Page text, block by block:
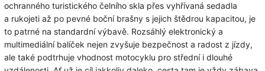
ochranného turistického čelního skla přes vyhřívaná sedadla
a rukojeti až po pevné boční brašny s jejich štědrou kapacitou, je
to patrné na standardní výbavě. Rozsáhlý elektronický a
multimediální balíček nejen zvyšuje bezpečnost a radost z jízdy,
ale také podtrhuje vhodnost motocyklu pro střední i dlouhé